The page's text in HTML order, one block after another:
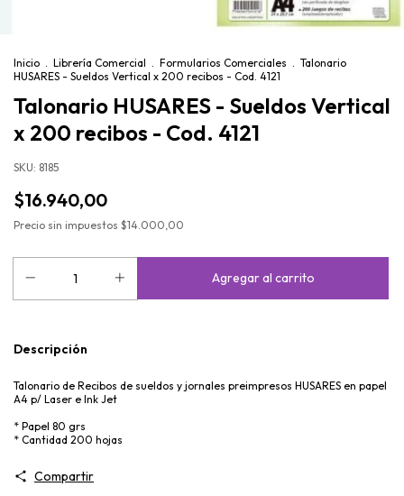
Inicio Librería Comercial Formularios Comerciales
Talonario
HUSARES - Sueldos Vertical x 200 recibos - Cod. 4121
Talonario HUSARES - Sueldos Vertical
x 200 recibos - Cod. 4121
SKU: 8185
$16.940,00
Precio sin impuestos $14.000,00
Descripción
Talonario de Recibos de sueldos y jornales preimpresos HUSARES en papel
A4 p/ Laser e Ink Jet
* Papel 80 grs
* Cantidad 200 hojas
Compartir